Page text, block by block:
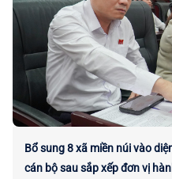
Bổ sung 8 xã miền núi vào
cán bộ sau sắp xếp đơn vị